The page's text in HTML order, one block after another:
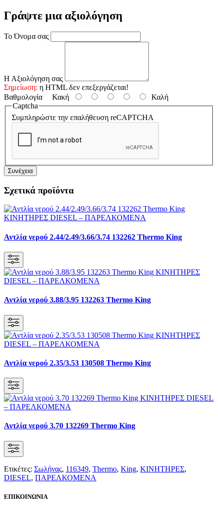
Γράψτε μια αξιολόγηση
Το Όνομα σας
Η Αξιολόγηση σας
Σημείωση: η HTML δεν επεξεργάζεται!
Βαθμολογία Κακή
Καλή
Captcha
Συμπληρώστε την επαλήθευση reCAPTCHA
Συνέχεια
Σχετικά προϊόντα
Αντλία νερού 2.44/2.49/3.66/3.74 132262 Thermo King
Αντλία νερού 3.88/3.95 132263 Thermo King
Αντλία νερού 2.35/3.53 130508 Thermo King
Αντλία νερού 3.70 132269 Thermo King
Ετικέτες: Σωλήνας, 116349, Thermo, King, KΙΝΗΤΗΡΕΣ,
DIESEL, ΠΑΡΕΛΚΟΜΕΝΑ
ΕΠΙΚΟΙΝΩΝΙΑ